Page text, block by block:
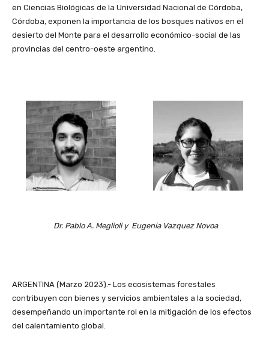
en Ciencias Biológicas de la Universidad Nacional de Córdoba,
Córdoba, exponen la importancia de los bosques nativos en el
desierto del Monte para el desarrollo económico-social de las
provincias del centro-oeste argentino.
Dr. Pablo A. Meglioli y Eugenia Vazquez Novoa
ARGENTINA (Marzo 2023).- Los ecosistemas forestales
contribuyen con bienes y servicios ambientales a la sociedad,
desempeñando un importante rol en la mitigación de los efectos
del calentamiento global.